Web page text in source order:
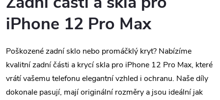
iPhone 12 Pro Max
Poškozené zadní sklo nebo promáčklý kryt? Nabízíme
kvalitní zadní části a krycí skla pro iPhone 12 Pro Max, které
vrátí vašemu telefonu elegantní vzhled i ochranu. Naše díly
dokonale pasují, mají originální rozměry a jsou ideální jak